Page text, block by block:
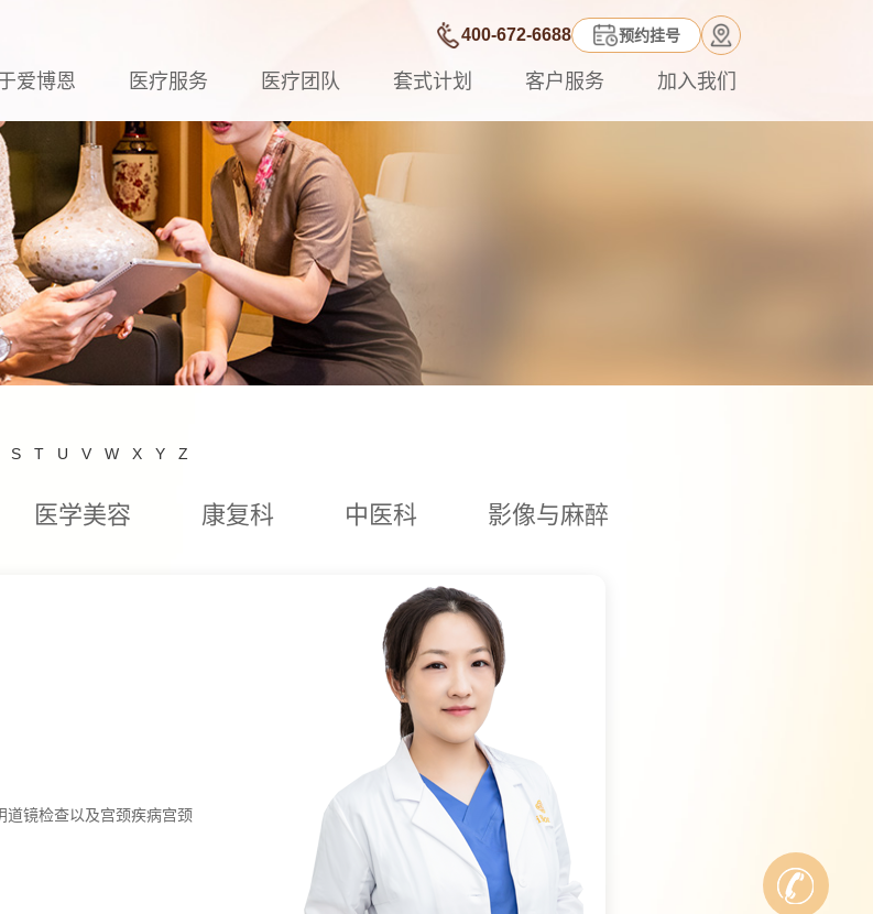
爱博恩 医疗服务 医疗团队 套式计划 客户服务 加入我们
400-672-6688 预约挂号
S T U V W X Y Z
医学美容 康复科 中医科 影像与麻醉
道镜检查以及宫颈疾病宫颈